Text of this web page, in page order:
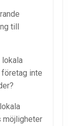
till
lokala
inte
möjligheter